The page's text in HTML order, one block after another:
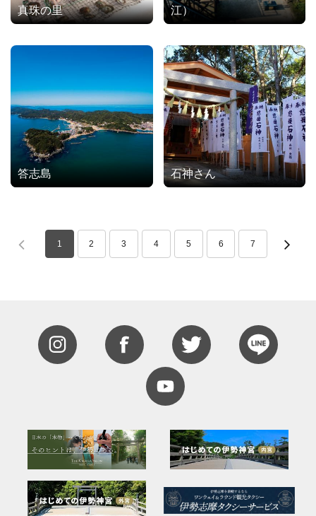
真珠の里
江）
答志島 石神さん
1 2 3 4 5 6 7